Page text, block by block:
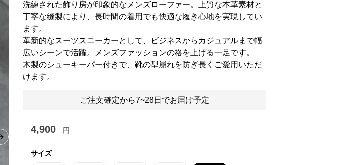
Next slide
洗練された飾り房が印象的なメンズローファー。上質な本革素材と
丁寧な縫製により、長時間の着用でも快適な履き心地を実現してい
ます。
革新的なスーツスニーカーとして、ビジネスからカジュアルまで幅
広いシーンで活躍。メンズファッションの格を上げる一足です。
木製のシューキーパー付きで、靴の型崩れを防ぎ長くご愛用いただ
けます。
ご注文確定から7~28日でお届け予定
4,900 円
サイズ